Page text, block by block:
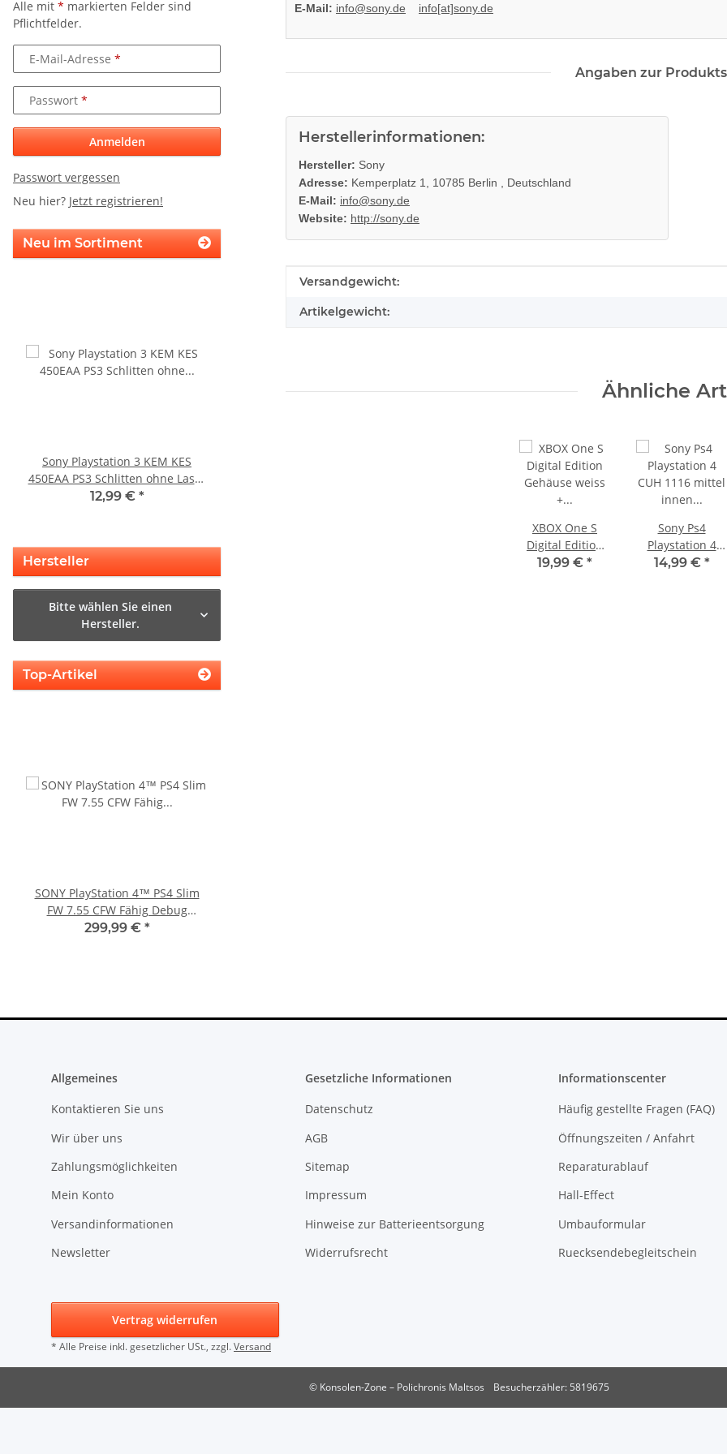
E-Mail: info@sony.de info[at]sony.de
Angaben zur
Herstellerinformationen:
Hersteller: Sony
Adresse: Kemperplatz 1, 10785 Berlin , Deutschland
E-Mail: info@sony.de
Website: http://sony.de
Produkteigenschaft
Wert
Versandgewicht:
Artikelgewicht:
Ähnliche
XBOX One S
Digital Edition
Gehäuse weiss +
19,99 € *
Sony Ps4
Playstation 4
CUH 1116 mittel
14,99 € *
Alle mit * markierten Felder sind
Pflichtfelder.
E-Mail-Adresse
Passwort
Anmelden
Passwort vergessen
Neu hier? Jetzt registrieren!
Neu im Sortiment
Sony Playstation 3 KEM KES
450EAA PS3 Schlitten ohne Laser
Blu-Ray Laufwerk 320
12,99 € *
SONY PS3 Slim Netzteil EADP
220BB Internes Netzteil 220V
gebraucht*
Sony
450EAA PS3
Blu-
Hersteller
Bitte wählen Sie einen
Hersteller.
Top-Artikel
SONY PlayStation 4™ PS4 Slim
FW 7.55 CFW Fähig Debug
Settings - 500GB CUH-2016A
299,99 € *
Allgemeines
Kontaktieren Sie uns
Wir über uns
Zahlungsmöglichkeiten
Mein Konto
Versandinformationen
Newsletter
Gesetzliche Informationen
Datenschutz
AGB
Sitemap
Impressum
Hinweise zur Batterieentsorgung
Widerrufsrecht
Informationscenter
Häufig gestellte Fragen (FAQ)
Öffnungszeiten / Anfahrt
Reparaturablauf
Hall-Effect
Umbauformular
Ruecksendebegleitschein
Vertrag widerrufen
* Alle Preise inkl. gesetzlicher USt., zzgl.Versand
© Konsolen-Zone – Polichronis Maltsos Besucherzähler: 5819675